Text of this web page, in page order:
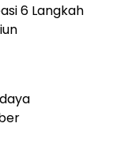
6 Langkah